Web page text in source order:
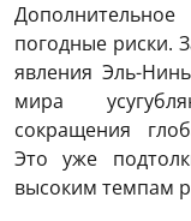
погодные риски.
явления Эль-
мира
сокращения
Это уже
высоким темпам